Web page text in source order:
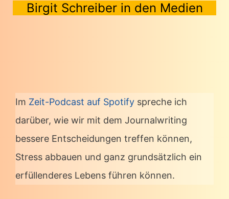
Birgit Schreiber in den Medien
Im Zeit-Podcast auf Spotify spreche ich
darüber, wie wir mit dem Journalwriting
bessere Entscheidungen treffen können,
Stress abbauen und ganz grundsätzlich ein
erfüllenderes Lebens führen können.